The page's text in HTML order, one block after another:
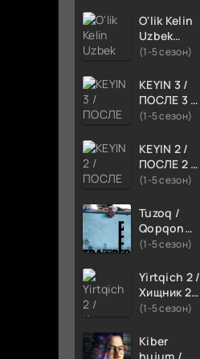
HIND KINO
2024
TARJIMA
Skachat
O'lik Kelin
Uzbek
tilida 2023
Tarjima
kino
skachat
(1-5 сезон)
KEYIN 3 /
ПОСЛЕ 3 /
AFTER 3
FILM
UZBEK
TILIDA
TARJIMA
FILM HD
(1-5 сезон)
KEYIN 2 /
ПОСЛЕ 2 /
AFTER 2
FILM
UZBEK
TILIDA
TARJIMA
FILM HD
(1-5 сезон)
Tuzoq /
Qopqon
Hind
2016 Uzbek
tilida
tarjima film
(1-5 сезон)
Yirtqich 2 /
Хищник 2
Xishnik
tilida 2018-
2024
(1-5 сезон)
Kiber